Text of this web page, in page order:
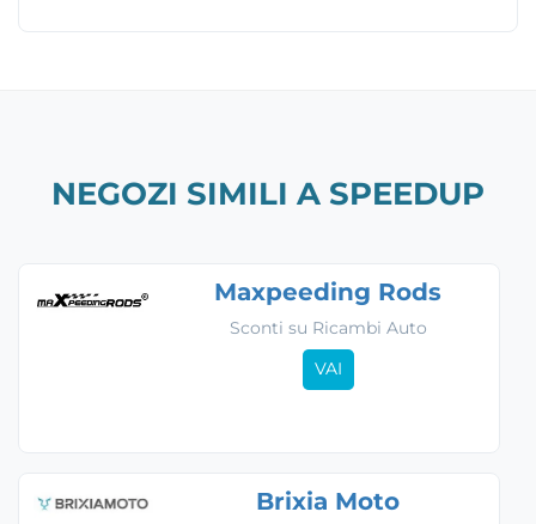
NEGOZI SIMILI A SPEEDUP
Maxpeeding Rods
Sconti su Ricambi Auto
VAI
Brixia Moto